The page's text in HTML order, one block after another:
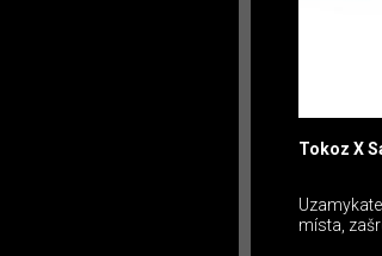
Tokoz X
místa,